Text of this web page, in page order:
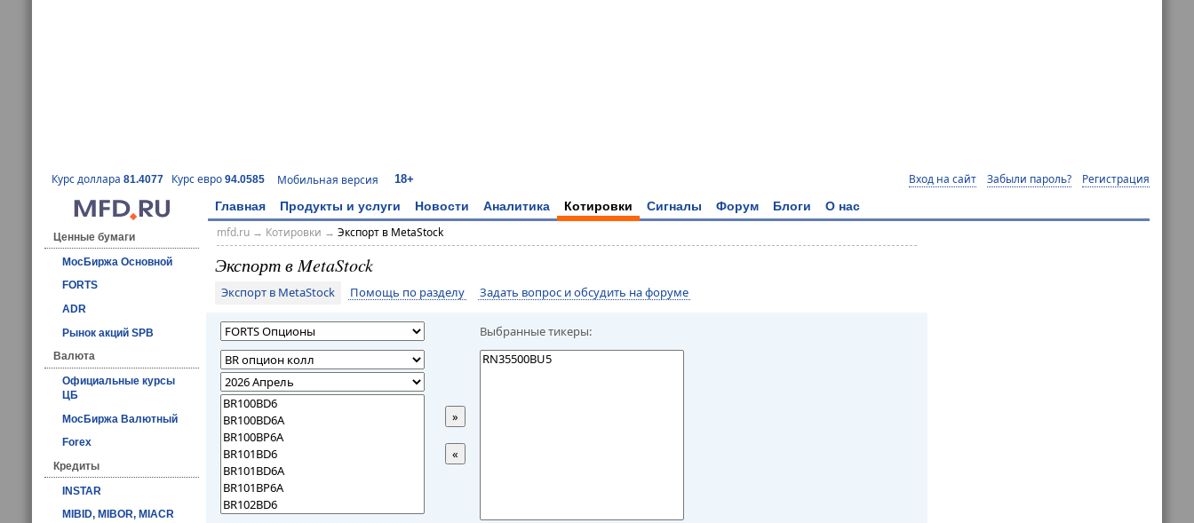
Курс доллара 81.4077 Курс евро 94.0585 Мобильная версия 18+ Вход на сайт Забыли пароль? Регистрация
Главная Продукты и услуги Новости Аналитика Котировки Сигналы Форум Блоги О нас
Ценные бумаги
МосБиржа Основной
FORTS
ADR
Рынок акций SPB
Валюта
Официальные курсы
ЦБ
МосБиржа Валютный
Forex
Кредиты
INSTAR
MIBID, MIBOR, MIACR
mfd.ru→ Котировки → Экспорт в MetaStock
Экспорт в MetaStock
Экспорт в MetaStock Помощь по разделу Задать вопрос и обсудить на форуме
Выбранные тикеры:
»
«